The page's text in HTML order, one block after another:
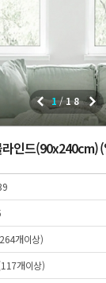
1/18
인드(90x240cm)
개이상)
개이상)